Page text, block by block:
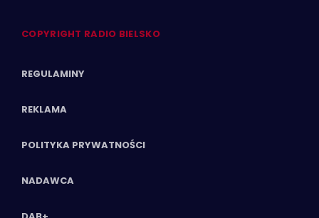
COPYRIGHT RADIO BIELSKO
REGULAMINY
REKLAMA
POLITYKA PRYWATNOŚCI
NADAWCA